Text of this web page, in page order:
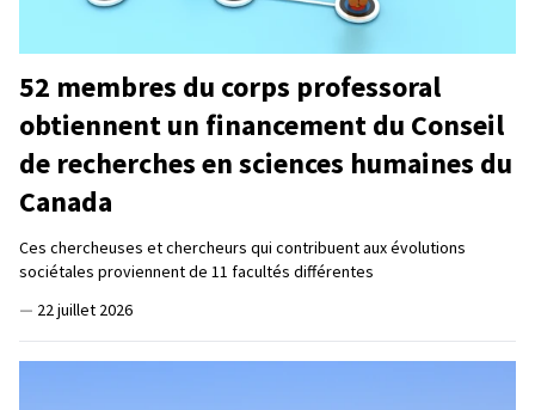
52 membres du corps professoral
obtiennent un financement du Conseil
de recherches en sciences humaines du
Canada
Ces chercheuses et chercheurs qui contribuent aux évolutions
sociétales proviennent de 11 facultés différentes
— 22 juillet 2026